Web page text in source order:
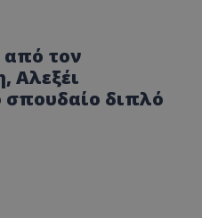
τον
Αλεξέι
σπουδαίο διπλό